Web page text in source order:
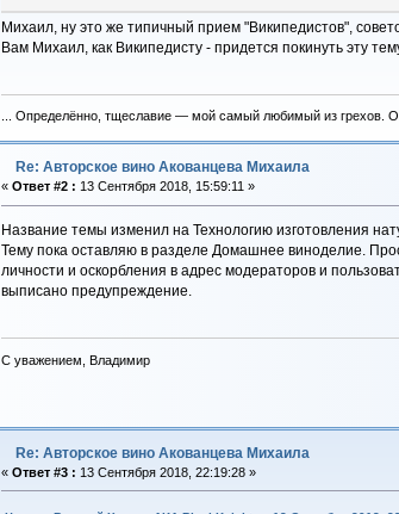
Михаил, ну это же типичный прием "Википедистов",
Вам Михаил, как Википедисту - придется покинуть эту
... Определённо, тщеславие — мой самый любимый из грехов.
Re: Авторское вино Акованцева Михаила
« Ответ #2 : 13 Сентября 2018, 15:59:11 »
Название темы изменил на Технологию изготовления
Тему пока оставляю в разделе Домашнее виноделие.
личности и оскорбления в адрес модераторов и
выписано предупреждение.
С уважением, Владимир
Re: Авторское вино Акованцева Михаила
« Ответ #3 : 13 Сентября 2018, 22:19:28 »